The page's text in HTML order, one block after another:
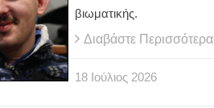
βιωματικής.
Διαβάστε Περισσότερα
18 Ιούλιος 2026